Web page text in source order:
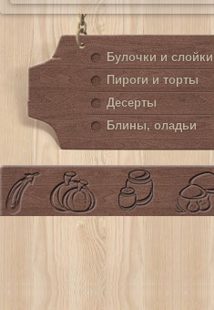
Булочки и слойки
Пироги и торты
Десерты
Блины, оладьи